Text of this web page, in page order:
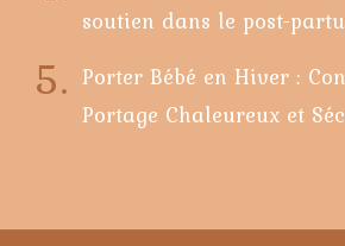
soutien dans le post-
Porter Bébé en Hiver :
Portage Chaleureux et